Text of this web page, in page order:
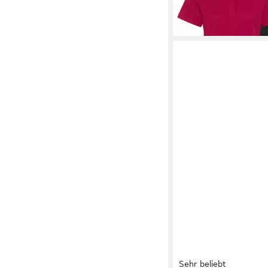
Sehr beliebt